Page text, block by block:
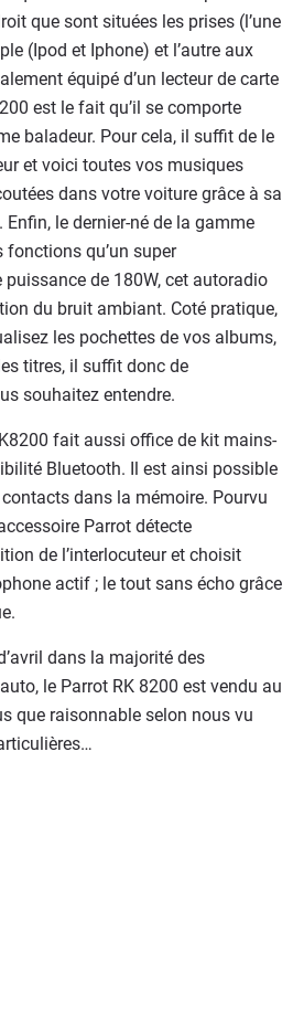
que sont situées les prises (l’une
(Ipod et Iphone) et l’autre aux
équipé d’un lecteur de carte
est le fait qu’il se comporte
baladeur. Pour cela, il suffit de le
et voici toutes vos musiques
dans votre voiture grâce à sa
Enfin, le dernier-né de la gamme
qu’un super
puissance de 180W, cet autoradio
du bruit ambiant. Coté pratique,
les pochettes de vos albums,
titres, il suffit donc de
souhaitez entendre.
fait aussi office de kit mains-
Bluetooth. Il est ainsi possible
dans la mémoire. Pourvu
Parrot détecte
de l’interlocuteur et choisit
actif ; le tout sans écho grâce
dans la majorité des
le Parrot RK 8200 est vendu au
que raisonnable selon nous vu